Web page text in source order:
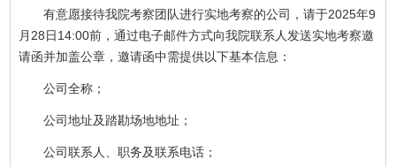
有意愿接待我院考察团队进行实地考察的公司，请于2025年9
月28日14:00前，通过电子邮件方式向我院联系人发送实地考察邀
请函并加盖公章，邀请函中需提供以下基本信息：
公司全称；
公司地址及踏勘场地地址；
公司联系人、职务及联系电话；